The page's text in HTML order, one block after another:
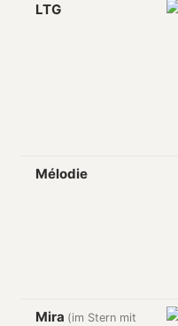
LTG
Mélodie
Mira (im Stern mit